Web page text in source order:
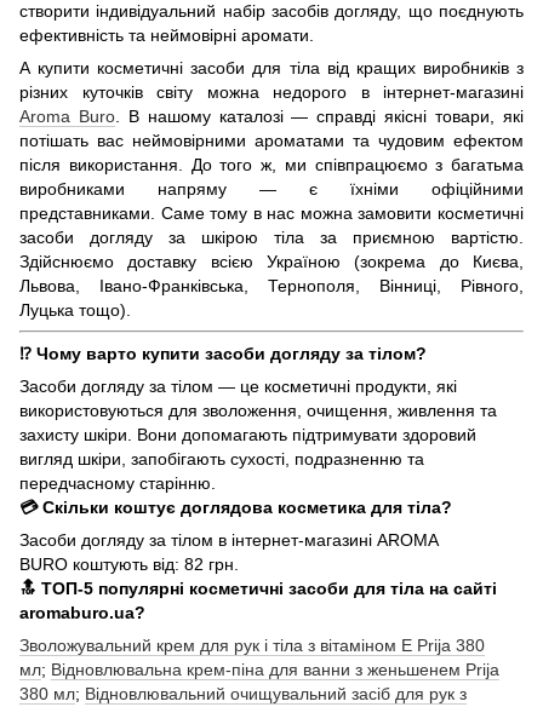
створити індивідуальний набір засобів догляду, що поєднують
ефективність та неймовірні аромати.
А купити косметичні засоби для тіла від кращих виробників з
різних куточків світу можна недорого в інтернет-магазині
Aroma Buro. В нашому каталозі — справді якісні товари, які
потішать вас неймовірними ароматами та чудовим ефектом
після використання. До того ж, ми співпрацюємо з багатьма
виробниками напряму — є їхніми офіційними
представниками. Саме тому в нас можна замовити косметичні
засоби догляду за шкірою тіла за приємною вартістю.
Здійснюємо доставку всією Україною (зокрема до Києва,
Львова, Івано-Франківська, Тернополя, Вінниці, Рівного,
Луцька тощо).
⁉️ Чому варто купити засоби догляду за тілом?
Засоби догляду за тілом — це косметичні продукти, які
використовуються для зволоження, очищення, живлення та
захисту шкіри. Вони допомагають підтримувати здоровий
вигляд шкіри, запобігають сухості, подразненню та
передчасному старінню.
💳 Скільки коштує доглядова косметика для тіла?
Засоби догляду за тілом в інтернет-магазині AROMA
BURO коштують від: 82 грн.
🔝 ТОП-5 популярні косметичні засоби для тіла на сайті
aromaburo.ua?
Зволожувальний крем для рук і тіла з вітаміном Е Prija 380
мл; Відновлювальна крем-піна для ванни з женьшенем Prija
380 мл; Відновлювальний очищувальний засіб для рук з